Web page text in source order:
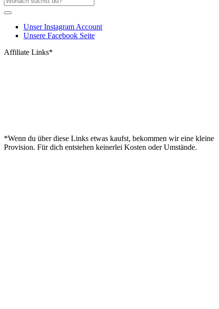
Unser Instagram Account
Unsere Facebook Seite
Affiliate Links*
*Wenn du über diese Links etwas kaufst, bekommen wir eine kleine
Provision. Für dich entstehen keinerlei Kosten oder Umstände.